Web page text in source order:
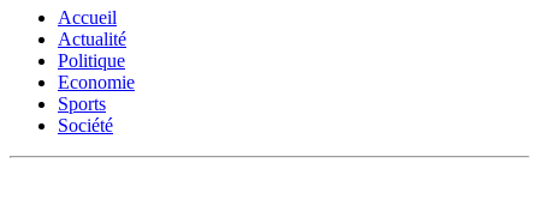
Accueil
Actualité
Politique
Economie
Sports
Société